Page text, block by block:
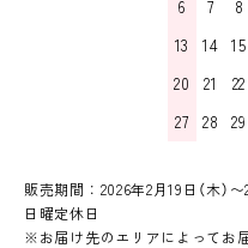
6
7 8
13
14 15
20
21 22
27
28 29
販売期間：2026年2月19日（木）
日曜定休日
※お届け先のエリアによってお